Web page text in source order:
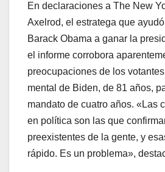
En declaraciones a The New
Axelrod, el estratega que
Barack Obama a ganar la
el informe corrobora
preocupaciones de los
mental de Biden, de 81 años,
mandato de cuatro años. «Las
en política son las que
preexistentes de la gente, y
rápido. Es un problema»,